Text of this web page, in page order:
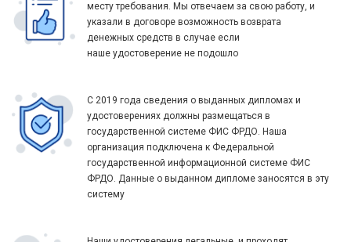
месту требования. Мы отвечаем за свою работу, и
указали в договоре возможность возврата
денежных средств в случае если
наше удостоверение не подошло
С 2019 года сведения о выданных дипломах и
удостоверениях должны размещаться в
государственной системе ФИС ФРДО. Наша
организация подключена к Федеральной
государственной информационной системе ФИС
ФРДО. Данные о выданном дипломе заносятся в эту
систему